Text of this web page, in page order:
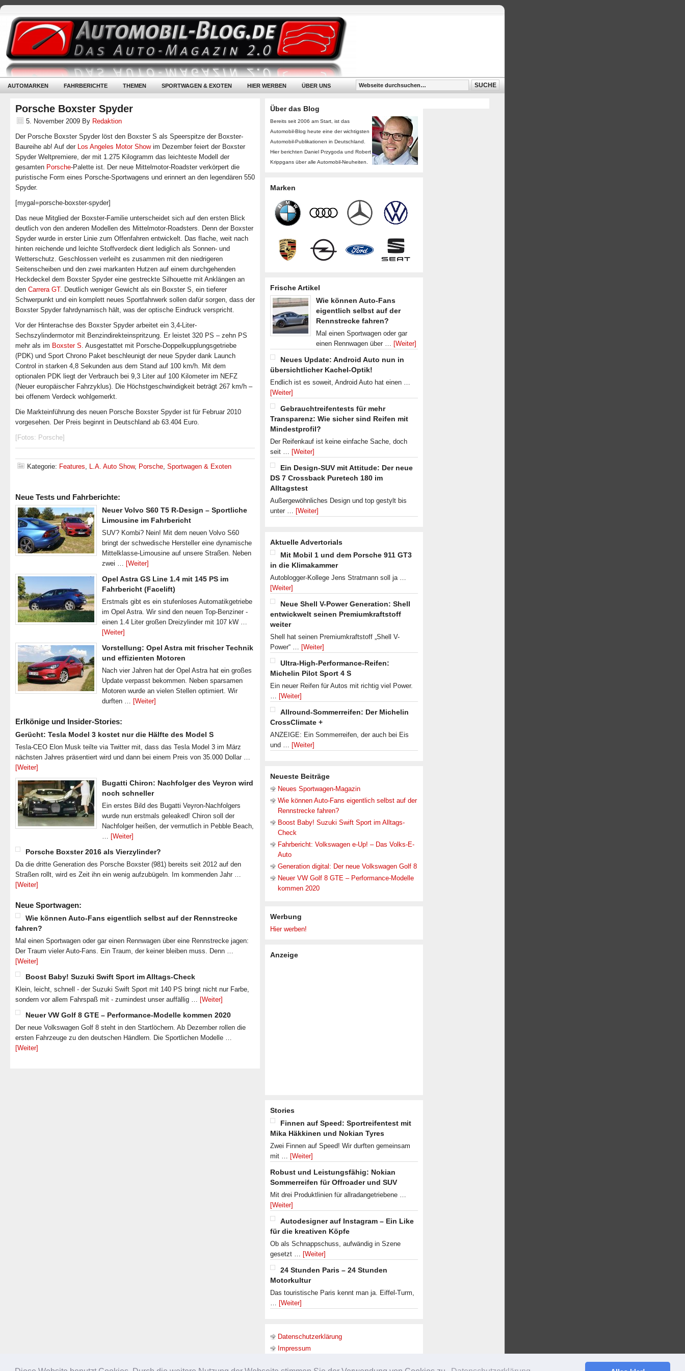
AUTOMARKEN FAHRBERICHTE THEMEN SPORTWAGEN & EXOTEN HIER WERBEN ÜBER UNS
Porsche Boxster Spyder
5. November 2009 By Redaktion
Der Porsche Boxster Spyder löst den Boxster S als Speerspitze der Boxster-
Baureihe ab! Auf der Los Angeles Motor Showim Dezember feiert der Boxster
Spyder Weltpremiere, der mit 1.275 Kilogramm das leichteste Modell der
gesamten Porsche-Palette ist. Der neue Mittelmotor-Roadster verkörpert die
puristische Form eines Porsche-Sportwagens und erinnert an den legendären 550
Spyder.
[mygal=porsche-boxster-spyder]
Das neue Mitglied der Boxster-Familie unterscheidet sich auf den ersten Blick
deutlich von den anderen Modellen des Mittelmotor-Roadsters. Denn der Boxster
Spyder wurde in erster Linie zum Offenfahren entwickelt. Das flache, weit nach
hinten reichende und leichte Stoffverdeck dient lediglich als Sonnen- und
Wetterschutz. Geschlossen verleiht es zusammen mit den niedrigeren
Seitenscheiben und den zwei markanten Hutzen auf einem durchgehenden
Heckdeckel dem Boxster Spyder eine gestreckte Silhouette mit Anklängen an
den Carrera GT. Deutlich weniger Gewicht als ein Boxster S, ein tieferer
Schwerpunkt und ein komplett neues Sportfahrwerk sollen dafür sorgen, dass der
Boxster Spyder fahrdynamisch hält, was der optische Eindruck verspricht.
Vor der Hinterachse des Boxster Spyder arbeitet ein 3,4-Liter-
Sechszylindermotor mit Benzindirekteinspritzung. Er leistet 320 PS – zehn PS
mehr als im Boxster S. Ausgestattet mit Porsche-Doppelkupplungsgetriebe
(PDK) und Sport Chrono Paket beschleunigt der neue Spyder dank Launch
Control in starken 4,8 Sekunden aus dem Stand auf 100 km/h. Mit dem
optionalen PDK liegt der Verbrauch bei 9,3 Liter auf 100 Kilometer im NEFZ
(Neuer europäischer Fahrzyklus). Die Höchstgeschwindigkeit beträgt 267 km/h –
bei offenem Verdeck wohlgemerkt.
Die Markteinführung des neuen Porsche Boxster Spyder ist für Februar 2010
vorgesehen. Der Preis beginnt in Deutschland ab 63.404 Euro.
[Fotos: Porsche]
Kategorie: Features, L.A. Auto Show, Porsche, Sportwagen & Exoten
Neue Tests und Fahrberichte:
Neuer Volvo S60 T5 R-Design – Sportliche
Limousine im Fahrbericht
SUV? Kombi? Nein! Mit dem neuen Volvo S60
bringt der schwedische Hersteller eine dynamische
Mittelklasse-Limousine auf unsere Straßen. Neben
zwei … [Weiter]
Opel Astra GS Line 1.4 mit 145 PS im
Fahrbericht (Facelift)
Erstmals gibt es ein stufenloses Automatikgetriebe
im Opel Astra. Wir sind den neuen Top-Benziner -
einen 1.4 Liter großen Dreizylinder mit 107 kW …
[Weiter]
Vorstellung: Opel Astra mit frischer Technik
und effizienten Motoren
Nach vier Jahren hat der Opel Astra hat ein großes
Update verpasst bekommen. Neben sparsamen
Motoren wurde an vielen Stellen optimiert. Wir
durften … [Weiter]
Erlkönige und Insider-Stories:
Gerücht: Tesla Model 3 kostet nur die Hälfte des Model S
Tesla-CEO Elon Musk teilte via Twitter mit, dass das Tesla Model 3 im März
nächsten Jahres präsentiert wird und dann bei einem Preis von 35.000 Dollar …
[Weiter]
Bugatti Chiron: Nachfolger des Veyron wird
noch schneller
Ein erstes Bild des Bugatti Veyron-Nachfolgers
wurde nun erstmals geleaked! Chiron soll der
Nachfolger heißen, der vermutlich in Pebble Beach,
… [Weiter]
Porsche Boxster 2016 als Vierzylinder?
Da die dritte Generation des Porsche Boxster (981) bereits seit 2012 auf den
Straßen rollt, wird es Zeit ihn ein wenig aufzubügeln. Im kommenden Jahr …
[Weiter]
Neue Sportwagen:
Wie können Auto-Fans eigentlich selbst auf der Rennstrecke
fahren?
Mal einen Sportwagen oder gar einen Rennwagen über eine Rennstrecke jagen:
Der Traum vieler Auto-Fans. Ein Traum, der keiner bleiben muss. Denn …
[Weiter]
Boost Baby! Suzuki Swift Sport im Alltags-Check
Klein, leicht, schnell - der Suzuki Swift Sport mit 140 PS bringt nicht nur Farbe,
sondern vor allem Fahrspaß mit - zumindest unser auffällig … [Weiter]
Neuer VW Golf 8 GTE – Performance-Modelle kommen 2020
Der neue Volkswagen Golf 8 steht in den Startlöchern. Ab Dezember rollen die
ersten Fahrzeuge zu den deutschen Händlern. Die Sportlichen Modelle …
[Weiter]
Über das Blog
Bereits seit 2006 am Start, ist das
Automobil-Blog heute eine der wichtigsten
Automobil-Publikationen in Deutschland.
Hier berichten Daniel Przygoda und Robert
Krippgans über alle Automobil-Neuheiten.
Marken
Frische Artikel
Wie können Auto-Fans
eigentlich selbst auf der
Rennstrecke fahren?
Mal einen Sportwagen oder gar
einen Rennwagen über … [Weiter]
Neues Update: Android Auto nun in
übersichtlicher Kachel-Optik!
Endlich ist es soweit, Android Auto hat einen …
[Weiter]
Gebrauchtreifentests für mehr
Transparenz: Wie sicher sind Reifen mit
Mindestprofil?
Der Reifenkauf ist keine einfache Sache, doch
seit … [Weiter]
Ein Design-SUV mit Attitude: Der neue
DS 7 Crossback Puretech 180 im
Alltagstest
Außergewöhnliches Design und top gestylt bis
unter … [Weiter]
Aktuelle Advertorials
Mit Mobil 1 und dem Porsche 911 GT3
in die Klimakammer
Autoblogger-Kollege Jens Stratmann soll ja …
[Weiter]
Neue Shell V-Power Generation: Shell
entwickwelt seinen Premiumkraftstoff
weiter
Shell hat seinen Premiumkraftstoff „Shell V-
Power“ … [Weiter]
Ultra-High-Performance-Reifen:
Michelin Pilot Sport 4 S
Ein neuer Reifen für Autos mit richtig viel Power.
… [Weiter]
Allround-Sommerreifen: Der Michelin
CrossClimate +
ANZEIGE: Ein Sommerreifen, der auch bei Eis
und … [Weiter]
Neueste Beiträge
Neues Sportwagen-Magazin
Wie können Auto-Fans eigentlich selbst auf der
Rennstrecke fahren?
Boost Baby! Suzuki Swift Sport im Alltags-
Check
Fahrbericht: Volkswagen e-Up! – Das Volks-E-
Auto
Generation digital: Der neue Volkswagen Golf 8
Neuer VW Golf 8 GTE – Performance-Modelle
kommen 2020
Werbung
Hier werben!
Anzeige
Stories
Finnen auf Speed: Sportreifentest mit
Mika Häkkinen und Nokian Tyres
Zwei Finnen auf Speed! Wir durften gemeinsam
mit … [Weiter]
Robust und Leistungsfähig: Nokian
Sommerreifen für Offroader und SUV
Mit drei Produktlinien für allradangetriebene …
[Weiter]
Autodesigner auf Instagram – Ein Like
für die kreativen Köpfe
Ob als Schnappschuss, aufwändig in Szene
gesetzt … [Weiter]
24 Stunden Paris – 24 Stunden
Motorkultur
Das touristische Paris kennt man ja. Eiffel-Turm,
… [Weiter]
Datenschutzerklärung
Impressum